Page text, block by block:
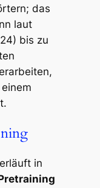
das
laut
bis zu
in